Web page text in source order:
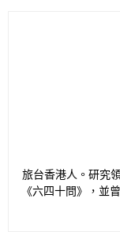
旅台香港人。研究
《六四十問》，並